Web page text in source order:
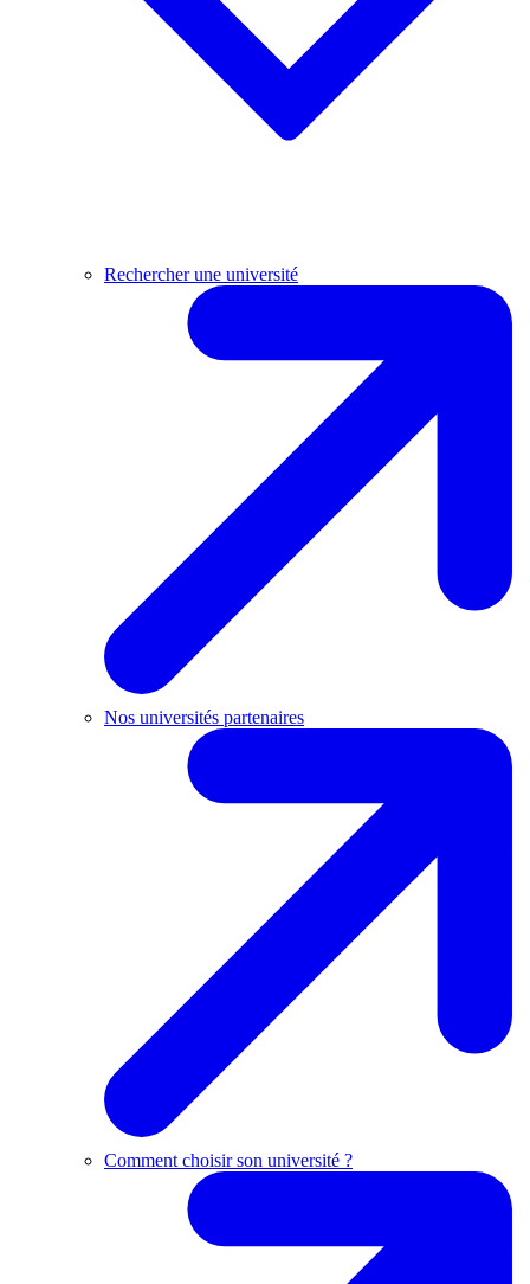
Rechercher une université
Nos universités partenaires
Comment choisir son université ?